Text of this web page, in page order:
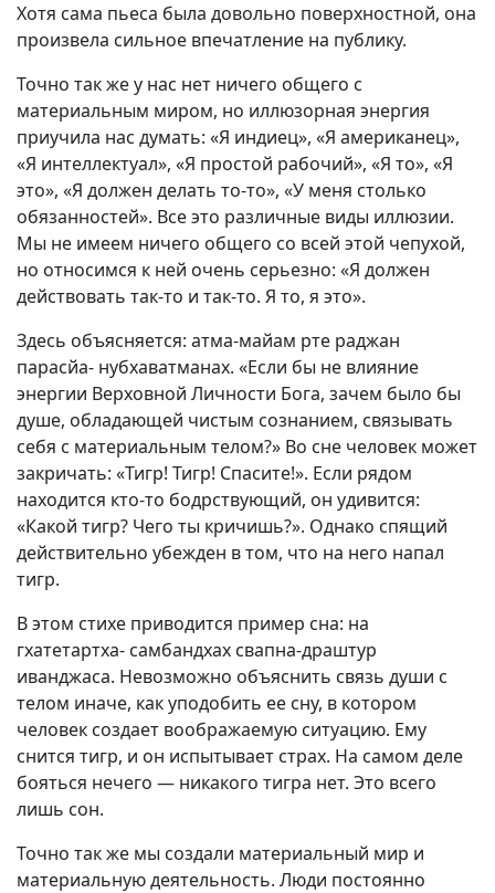
Хотя сама пьеса была довольно поверхностной, она
произвела сильное впечатление на публику.
Точно так же у нас нет ничего общего с
материальным миром, но иллюзорная энергия
приучила нас думать: «Я индиец», «Я американец»,
«Я интеллектуал», «Я простой рабочий», «Я то», «Я
это», «Я должен делать то-то», «У меня столько
обязанностей». Все это различные виды иллюзии.
Мы не имеем ничего общего со всей этой чепухой,
но относимся к ней очень серьезно: «Я должен
действовать так-то и так-то. Я то, я это».
Здесь объясняется: атма-майам рте раджан
парасйа- нубхаватманах. «Если бы не влияние
энергии Верховной Личности Бога, зачем было бы
душе, обладающей чистым сознанием, связывать
себя с материальным телом?» Во сне человек может
закричать: «Тигр! Тигр! Спасите!». Если рядом
находится кто-то бодрствующий, он удивится:
«Какой тигр? Чего ты кричишь?». Однако спящий
действительно убежден в том, что на него напал
тигр.
В этом стихе приводится пример сна: на
гхатетартха- самбандхах свапна-драштур
иванджаса. Невозможно объяснить связь души с
телом иначе, как уподобить ее сну, в котором
человек создает воображаемую ситуацию. Ему
снится тигр, и он испытывает страх. На самом деле
бояться нечего — никакого тигра нет. Это всего
лишь сон.
Точно так же мы создали материальный мир и
материальную деятельность. Люди постоянно